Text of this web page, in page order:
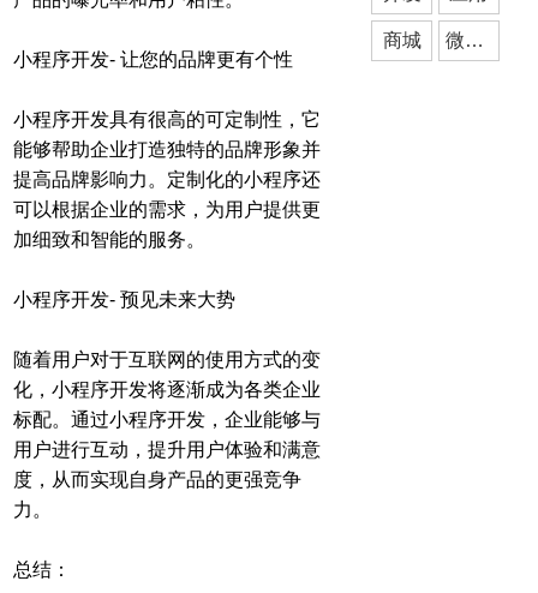
小程序开发- 让您的品牌更有个性
小程序开发具有很高的可定制性，它
能够帮助企业打造独特的品牌形象并
提高品牌影响力。定制化的小程序还
可以根据企业的需求，为用户提供更
加细致和智能的服务。
小程序开发- 预见未来大势
随着用户对于互联网的使用方式的变
化，小程序开发将逐渐成为各类企业
标配。通过小程序开发，企业能够与
用户进行互动，提升用户体验和满意
度，从而实现自身产品的更强竞争
力。
总结：
商城 微信小程序开发